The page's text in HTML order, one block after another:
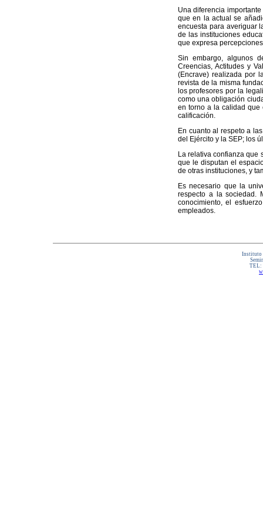
Una diferencia
que en la actual se
encuesta para averiguar
de las instituciones
que expresa
Sin embargo, algunos
Creencias, Actitudes y
(Encrave) realizada por
revista de la misma
los profesores por la
como una obligación
en torno a la calidad que
calificación.
En cuanto al respeto a
del Ejército y la SEP; los
La relativa confianza que
que le disputan el
de otras instituciones, y
Es necesario que la
respecto a la sociedad.
conocimiento, el
empleados.
Instituto
TEL: